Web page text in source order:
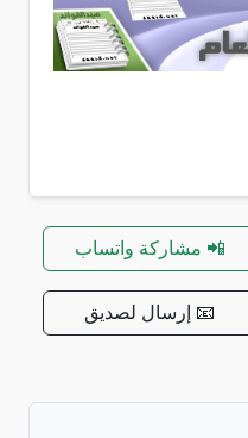
📲 مشاركة واتساب
📧 إرسال لصديق